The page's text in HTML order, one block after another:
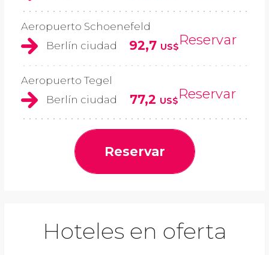
Aeropuerto Schoenefeld
Berlín ciudad
92,7 US$Reservar
Aeropuerto Tegel
Berlín ciudad
77,2 US$Reservar
Reservar
Hoteles en oferta